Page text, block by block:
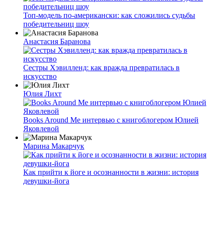
Топ-модель по-американски: как сложились судьбы
победительниц шоу
Анастасия Баранова
Сестры Хэвилленд: как вражда превратилась в
искусство
Юлия Лихт
Books Around Me интервью с книгоблогером Юлией
Яковлевой
Марина Макарчук
Как прийти к йоге и осознанности в жизни: история
девушки-йога